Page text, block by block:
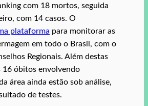
com 18 mortos, seguida
com 14 casos. O
plataforma para monitorar as
em todo o Brasil, com o
Regionais. Além destas
óbitos envolvendo
área ainda estão sob análise,
de testes.